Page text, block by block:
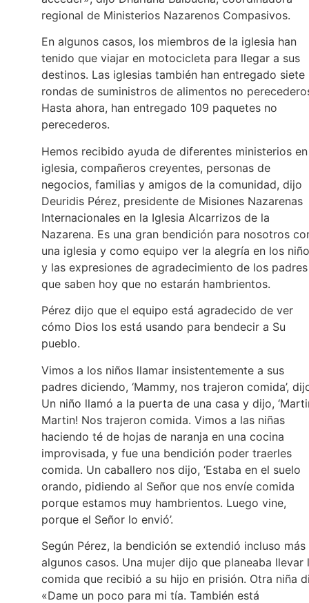
regional de Ministerios Nazarenos Compasivos.
En algunos casos, los miembros de la iglesia han
tenido que viajar en motocicleta para llegar a sus
destinos. Las iglesias también han entregado siete
rondas de suministros de alimentos no
Hasta ahora, han entregado 109 paquetes no
perecederos.
Hemos recibido ayuda de diferentes ministerios
iglesia, compañeros creyentes, personas de
negocios, familias y amigos de la comunidad, dijo
Deuridis Pérez, presidente de Misiones Nazarenas
Internacionales en la Iglesia Alcarrizos de la
Nazarena. Es una gran bendición para nosotros
una iglesia y como equipo ver la alegría en los
y las expresiones de agradecimiento de los padres
que saben hoy que no estarán hambrientos.
Pérez dijo que el equipo está agradecido de ver
cómo Dios los está usando para bendecir a Su
pueblo.
Vimos a los niños llamar insistentemente a sus
padres diciendo, ‘Mammy, nos trajeron comida’,
Un niño llamó a la puerta de una casa y dijo,
Martin! Nos trajeron comida. Vimos a las niñas
haciendo té de hojas de naranja en una cocina
improvisada, y fue una bendición poder traerles
comida. Un caballero nos dijo, ‘Estaba en el suelo
orando, pidiendo al Señor que nos envíe comida
porque estamos muy hambrientos. Luego vine,
porque el Señor lo envió’.
Según Pérez, la bendición se extendió incluso más
algunos casos. Una mujer dijo que planeaba llevar
comida que recibió a su hijo en prisión. Otra niña
«Dame un poco para mi tía. También está